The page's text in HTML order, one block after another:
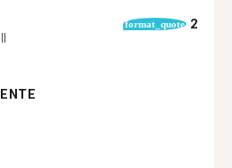
format_quote 2